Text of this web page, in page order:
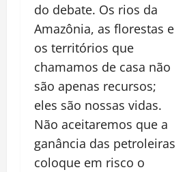
do debate. Os rios da
Amazônia, as florestas e
os territórios que
chamamos de casa não
são apenas recursos;
eles são nossas vidas.
Não aceitaremos que a
ganância das petroleiras
coloque em risco o